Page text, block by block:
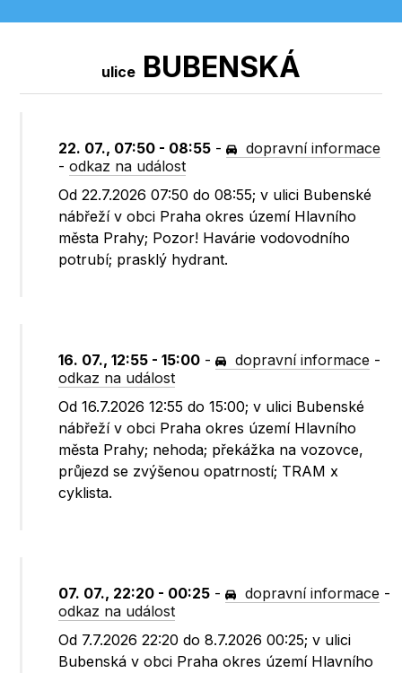
ulice BUBENSKÁ
22. 07., 07:50 - 08:55 -
dopravní informace
-odkaz na událost
Od 22.7.2026 07:50 do 08:55; v ulici Bubenské
nábřeží v obci Praha okres území Hlavního
města Prahy; Pozor! Havárie vodovodního
potrubí; prasklý hydrant.
16. 07., 12:55 - 15:00 - dopravní informace -
odkaz na událost
Od 16.7.2026 12:55 do 15:00; v ulici Bubenské
nábřeží v obci Praha okres území Hlavního
města Prahy; nehoda; překážka na vozovce,
průjezd se zvýšenou opatrností; TRAM x
cyklista.
07. 07., 22:20 - 00:25 - dopravní informace -
odkaz na událost
Od 7.7.2026 22:20 do 8.7.2026 00:25; v ulici
Bubenská v obci Praha okres území Hlavního